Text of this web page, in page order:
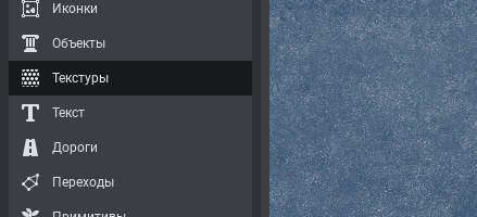
Иконки
Объекты
Текстуры
Текст
Дороги
Переходы